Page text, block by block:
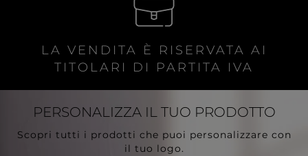
LA VENDITA È RISERVATA AI
TITOLARI DI PARTITA IVA
PERSONALIZZA IL TUO PRODOTTO
Scopri tutti i prodotti che puoi personalizzare con
il tuo logo.